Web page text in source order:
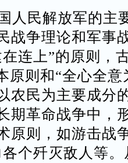
人民解放军的主
战争理论和军事
连上”的原则，
原则和“全心全
农民为主要成分
期革命战争中，
原则，如游击战
个歼灭敌人等